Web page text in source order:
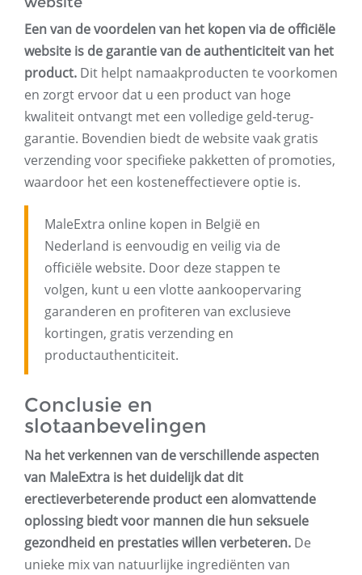
Een van de voordelen van het kopen via de officiële
website is de garantie van de authenticiteit van het
product. Dit helpt namaakproducten te voorkomen
en zorgt ervoor dat u een product van hoge
kwaliteit ontvangt met een volledige geld-terug-
garantie. Bovendien biedt de website vaak gratis
verzending voor specifieke pakketten of promoties,
waardoor het een kosteneffectievere optie is.
MaleExtra online kopen in België en
Nederland is eenvoudig en veilig via de
officiële website. Door deze stappen te
volgen, kunt u een vlotte aankoopervaring
garanderen en profiteren van exclusieve
kortingen, gratis verzending en
productauthenticiteit.
Conclusie en
slotaanbevelingen
Na het verkennen van de verschillende aspecten
van MaleExtra is het duidelijk dat dit
erectieverbeterende product een alomvattende
oplossing biedt voor mannen die hun seksuele
gezondheid en prestaties willen verbeteren. De
unieke mix van natuurlijke ingrediënten van